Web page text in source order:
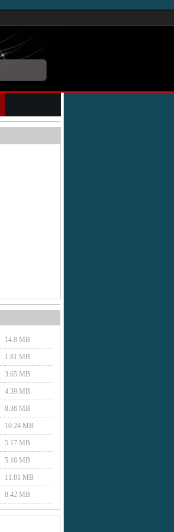
14.8 MB
1.81 MB
3.65 MB
4.39 MB
8.36 MB
10.24 MB
5.17 MB
5.16 MB
11.81 MB
8.42 MB